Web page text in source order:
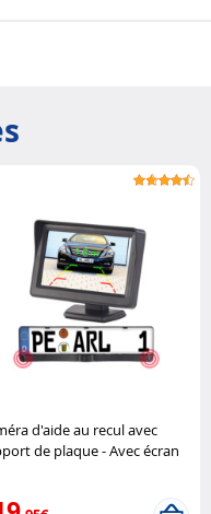
d'aide au recul avec
de plaque - Avec écran